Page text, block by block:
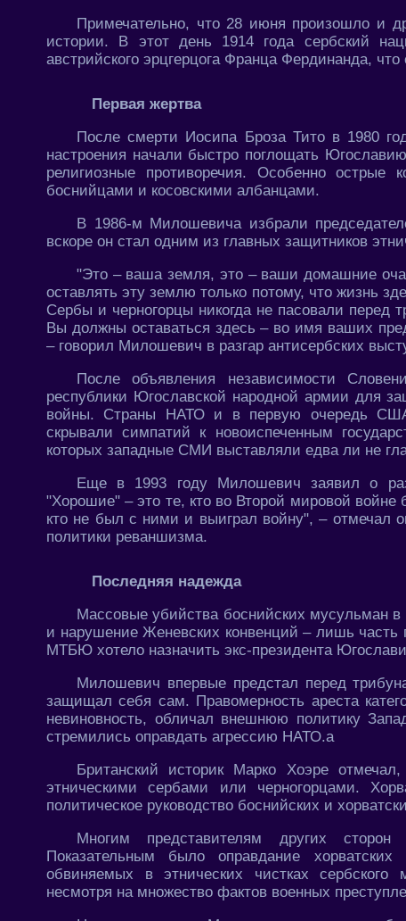
Примечательно, что 28 июня произошло и
истории. В этот день 1914 года сербский
австрийского эрцгерцога Франца Фердинанда,
Первая жертва
После смерти Иосипа Броза Тито в 1980
настроения начали быстро поглощать
религиозные противоречия. Особенно
боснийцами и косовскими албанцами.
В 1986-м Милошевича избрали
вскоре он стал одним из главных защитников
"Это – ваша земля, это – ваши домашние
оставлять эту землю только потому, что жизнь
Сербы и черногорцы никогда не пасовали перед
Вы должны оставаться здесь – во имя ваших
– говорил Милошевич в разгар антисербских
После объявления независимости
республики Югославской народной армии для
войны. Страны НАТО и в первую очередь
скрывали симпатий к новоиспеченным
которых западные СМИ выставляли едва ли не
Еще в 1993 году Милошевич заявил о
"Хорошие" – это те, кто во Второй мировой
кто не был с ними и выиграл войну", – отмечал
политики реваншизма.
Последняя надежда
Массовые убийства боснийских мусульман
и нарушение Женевских конвенций – лишь часть
МТБЮ хотело назначить экс-президента
Милошевич впервые предстал перед
защищал себя сам. Правомерность ареста
невиновность, обличал внешнюю политику
стремились оправдать агрессию НАТО.а
Британский историк Марко Хоэре
этническими сербами или черногорцами.
политическое руководство боснийских и
Многим представителям других сторон
Показательным было оправдание
обвиняемых в этнических чистках
несмотря на множество фактов военных